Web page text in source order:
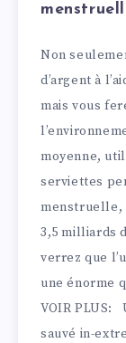
Non
d’argent à
mais vous
moyenne,
serviettes
menstruelle,
3,5 milliards
verrez que
une énorme
VOIR PLUS:
sauvé in-